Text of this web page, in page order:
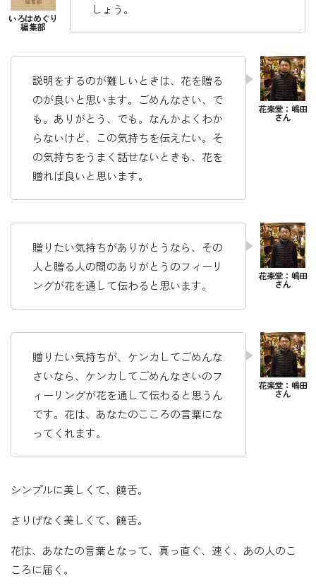
しょう。
説明をするのが難しいときは、花を贈る
のが良いと思います。ごめんなさい、で
も。ありがとう、でも。なんかよくわか
らないけど、この気持ちを伝えたい。そ
の気持ちをうまく話せないときも、花を
贈れば良いと思います。
贈りたい気持ちがありがとうなら、その
人と贈る人の間のありがとうのフィーリ
ングが花を通して伝わると思います。
贈りたい気持ちが、ケンカしてごめんな
さいなら、ケンカしてごめんなさいのフ
ィーリングが花を通して伝わると思うん
です。花は、あなたのこころの言葉にな
ってくれます。
シンプルに美しくて、饒舌。
さりげなく美しくて、饒舌。
花は、あなたの言葉となって、真っ直ぐ、速く、あの人のこ
ころに届く。